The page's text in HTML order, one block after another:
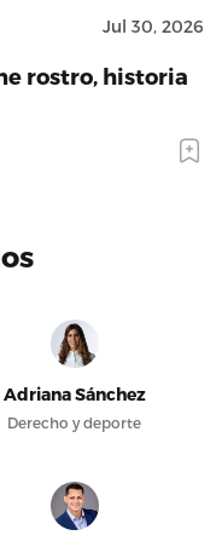
Jul 30, 2026
rostro, historia
Adriana Sánchez
Derecho y deporte